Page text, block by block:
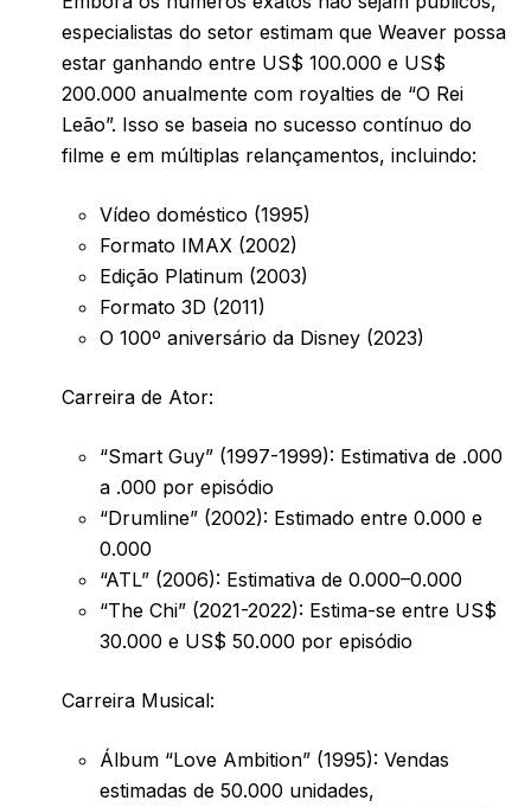
especialistas do setor estimam que Weaver possa
estar ganhando entre US$ 100.000 e US$
200.000 anualmente com royalties de “O Rei
Leão”. Isso se baseia no sucesso contínuo do
filme e em múltiplas relançamentos, incluindo:
Vídeo doméstico (1995)
Formato IMAX (2002)
Edição Platinum (2003)
Formato 3D (2011)
O 100º aniversário da Disney (2023)
Carreira de Ator:
“Smart Guy” (1997-1999): Estimativa de .000
a .000 por episódio
“Drumline” (2002): Estimado entre 0.000 e
0.000
“ATL” (2006): Estimativa de 0.000–0.000
“The Chi” (2021-2022): Estima-se entre US$
30.000 e US$ 50.000 por episódio
Carreira Musical:
Álbum “Love Ambition” (1995): Vendas
estimadas de 50.000 unidades,